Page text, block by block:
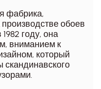
фабрика,
обоев
году, она
вниманием к
который
скандинавского